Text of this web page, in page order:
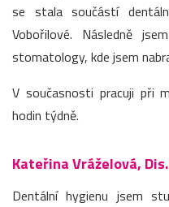
se stala součástí
Vobořilové. Následně
stomatology, kde jsem
V současnosti pracuji při
hodin týdně.
Kateřina Vráželová, Dis.
Dentální hygienu jsem